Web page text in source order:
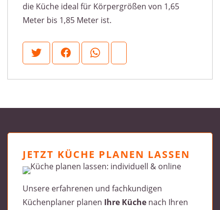
die Küche ideal für Körpergrößen von 1,65
Meter bis 1,85 Meter ist.
JETZT KÜCHE PLANEN LASSEN
Unsere erfahrenen und fachkundigen
Küchenplaner planen Ihre Küche nach Ihren